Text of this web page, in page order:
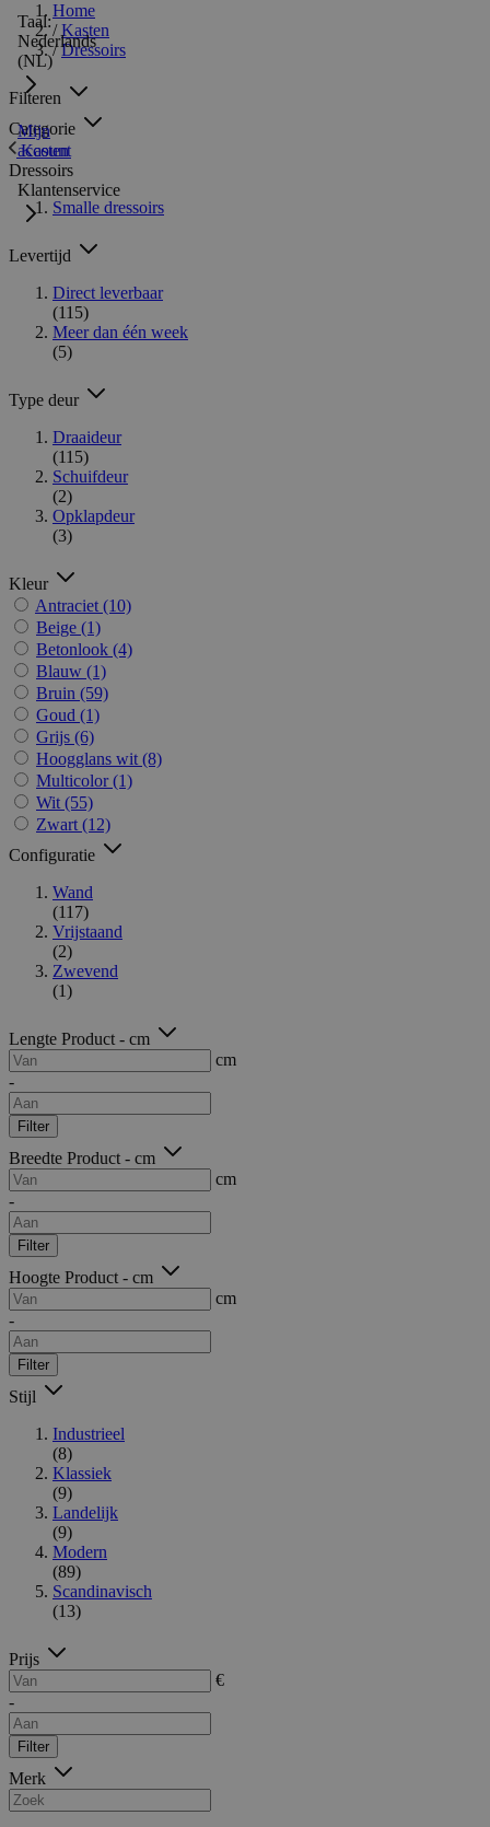
Taal:
Nederlands
(NL)
Mijn
account
Klantenservice
Home
/ Kasten
/ Dressoirs
Filteren
Categorie
Kasten
Dressoirs
Smalle dressoirs
Levertijd
Direct leverbaar
(115)
Meer dan één week
(5)
Type deur
Draaideur
(115)
Schuifdeur
(2)
Opklapdeur
(3)
Kleur
Antraciet (10)
Beige (1)
Betonlook (4)
Blauw (1)
Bruin (59)
Goud (1)
Grijs (6)
Hoogglans wit (8)
Multicolor (1)
Wit (55)
Zwart (12)
Configuratie
Wand
(117)
Vrijstaand
(2)
Zwevend
(1)
Lengte Product - cm
cm
-
Filter
Breedte Product - cm
cm
-
Filter
Hoogte Product - cm
cm
-
Filter
Stijl
Industrieel
(8)
Klassiek
(9)
Landelijk
(9)
Modern
(89)
Scandinavisch
(13)
Prijs
€
-
Filter
Merk